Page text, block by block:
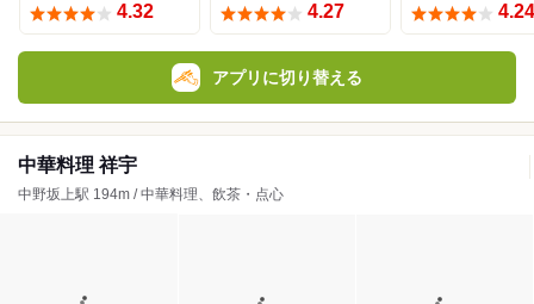
4.32 4.27 4.24
アプリに切り替える
中華料理 祥宇
中野坂上駅 194m / 中華料理、飲茶・点心